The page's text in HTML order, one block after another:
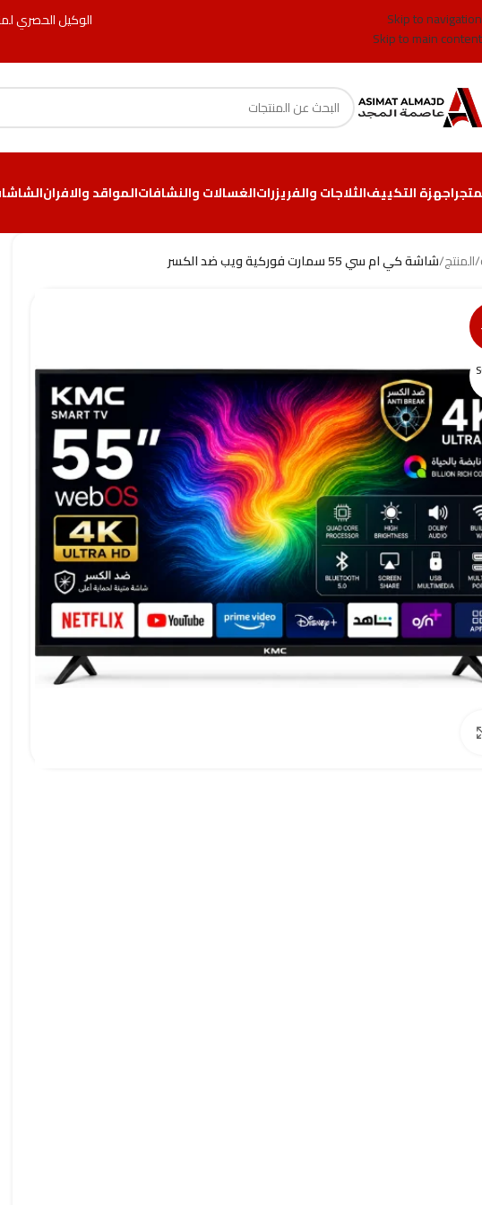
الوكيل الحصري
Skip to navigation
Skip to main content
اجهزة التكييفالثلاجات والفريزراتالغسالات والنشافاتالمواقد والافران
/المنتج/شاشة كي ام سي 55 سمارت فوركية ويب ضد الكسر